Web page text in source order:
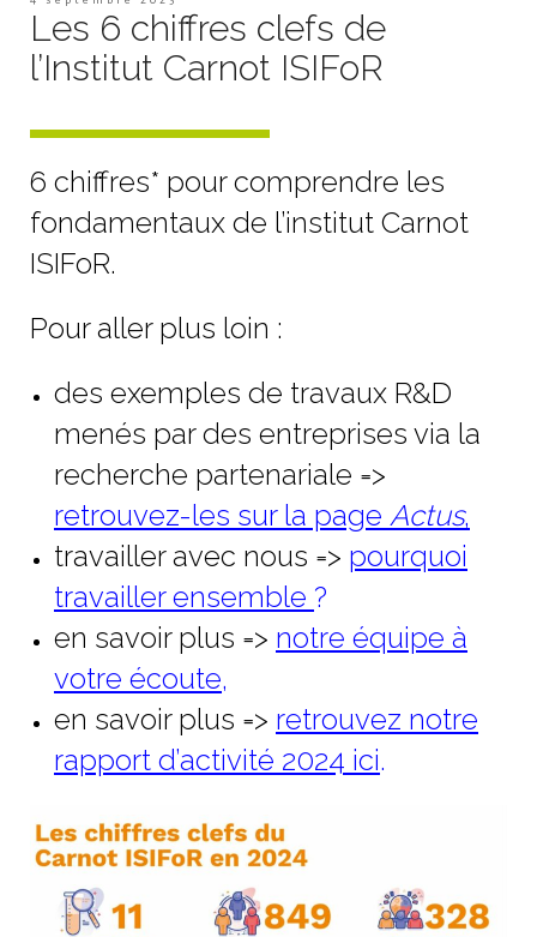
Les 6 chiffres clefs de
l’Institut Carnot ISIFoR
6 chiffres* pour comprendre les
fondamentaux de l’institut Carnot
ISIFoR.
Pour aller plus loin :
des exemples de travaux R&D
menés par des entreprises via la
recherche partenariale =>
retrouvez-les sur la page Actus,
travailler avec nous => pourquoi
travailler ensemble ?
en savoir plus => notre équipe à
votre écoute,
en savoir plus => retrouvez notre
rapport d’activité 2024 ici.